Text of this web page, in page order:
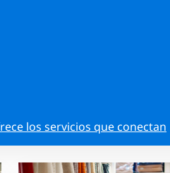
los servicios que conectan